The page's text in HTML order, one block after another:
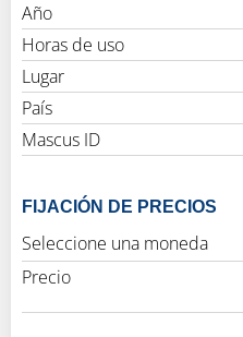
Año
Horas de uso
Lugar
País
Mascus ID
FIJACIÓN DE PRECIOS
Seleccione una moneda
Precio